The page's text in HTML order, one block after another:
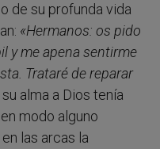
de su profunda vida
«Hermanos: os pido
y me apena sentirme
Trataré de reparar
alma a Dios tenía
modo alguno
las arcas la